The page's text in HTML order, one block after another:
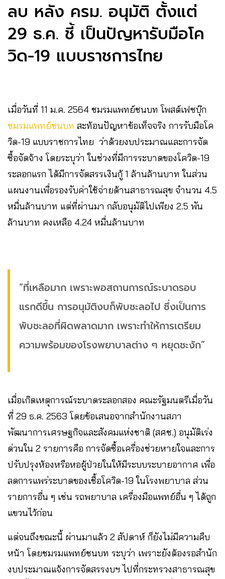
ลบ หลัง ครม. อนุมัติ ตั้งแต่
29 ธ.ค. ชี้ เป็นปัญหารับมือโค
วิด-19 แบบราชการไทย
เมื่อวันที่ 11 ม.ค. 2564 ชมรมแพทย์ชนบท โพสต์เฟซบุ๊ก
ชมรมแพทย์ชนบท สะท้อนปัญหาข้อเท็จจริง การรับมือโค
วิด-19 แบบราชการไทย ว่าด้วยงบประมาณและการจัด
ซื้อจัดจ้าง โดยระบุว่า ในช่วงที่มีการระบาดของโควิด-19
ระลอกแรก ได้มีการจัดสรรเงินกู้ 1 ล้านล้านบาท ในส่วน
แผนงานเพื่อรองรับค่าใช้จ่ายด้านสาธารณสุข จำนวน 4.5
หมื่นล้านบาท แต่ที่ผ่านมา กลับอนุมัติไปเพียง 2.5 พัน
ล้านบาท คงเหลือ 4.24 หมื่นล้านบาท
“ที่เหลือมาก เพราะพอสถานการณ์ระบาดรอบ
แรกดีขึ้น การอนุมัติงบก็พับชะลอไป ซึ่งเป็นการ
พับชะลอที่ผิดพลาดมาก เพราะทำให้การเตรียม
ความพร้อมของโรงพยาบาลต่าง ๆ หยุดชะงัก”
เมื่อเกิดเหตุการณ์ระบาดระลอกสอง คณะรัฐมนตรีเมื่อวัน
ที่ 29 ธ.ค. 2563 โดยข้อเสนอจากสำนักงานสภา
พัฒนาการเศรษฐกิจและสังคมแห่งชาติ (สศช.) อนุมัติเร่ง
ด่วนใน 2 รายการคือ การจัดซื้อเครื่องช่วยหายใจและการ
ปรับปรุงห้องหรือหอผู้ป่วยในให้มีระบบระบายอากาศ เพื่อ
ลดการแพร่ระบาดของเชื้อโควิด-19 ในโรงพยาบาล ส่วน
รายการอื่น ๆ เช่น รถพยาบาล เครื่องมือแพทย์อื่น ๆ ได้ถูก
แขวนไว้ก่อน
แต่จนถึงขณะนี้ ผ่านมาแล้ว 2 สัปดาห์ ก็ยังไม่มีความคืบ
หน้า โดยชมรมแพทย์ชนบท ระบุว่า เพราะยังต้องรอสำนัก
งบประมาณแจ้งการจัดสรรงบฯ ไปที่กระทรวงสาธารณสุข